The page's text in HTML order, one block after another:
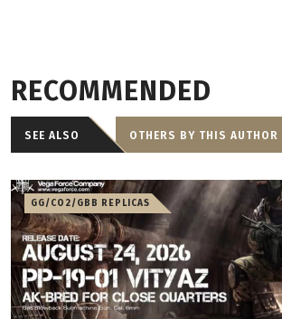
RECOMMENDED
SEE ALSO OTHERS BY THIS AUTHOR
GG/CO2/GBB REPLICAS